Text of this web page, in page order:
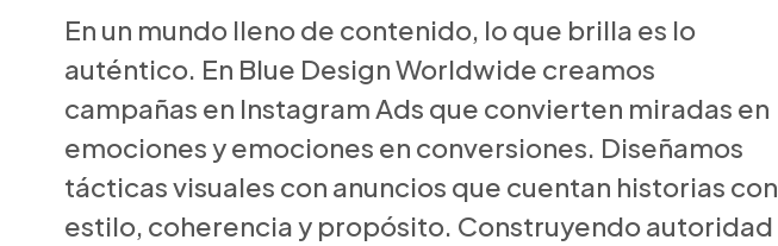
En un mundo lleno de contenido, lo que brilla es lo
auténtico. En Blue Design Worldwide creamos
campañas en Instagram Ads que convierten miradas en
emociones y emociones en conversiones. Diseñamos
tácticas visuales con anuncios que cuentan historias con
estilo, coherencia y propósito. Construyendo autoridad